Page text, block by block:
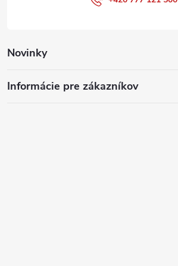
Novinky
Informácie pre zákazníkov